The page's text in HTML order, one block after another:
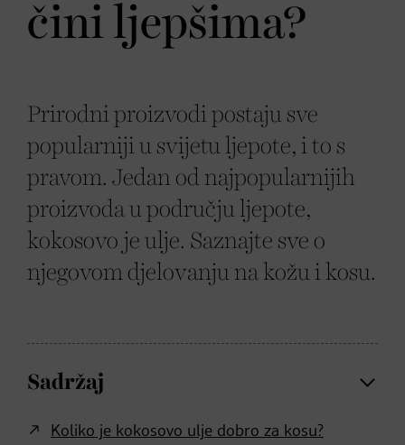
čini ljepšima?
Prirodni proizvodi postaju sve
popularniji u svijetu ljepote, i to s
pravom. Jedan od najpopularnijih
proizvoda u području ljepote,
kokosovo je ulje. Saznajte sve o
njegovom djelovanju na kožu i kosu.
Sadržaj
Koliko je kokosovo ulje dobro za kosu?